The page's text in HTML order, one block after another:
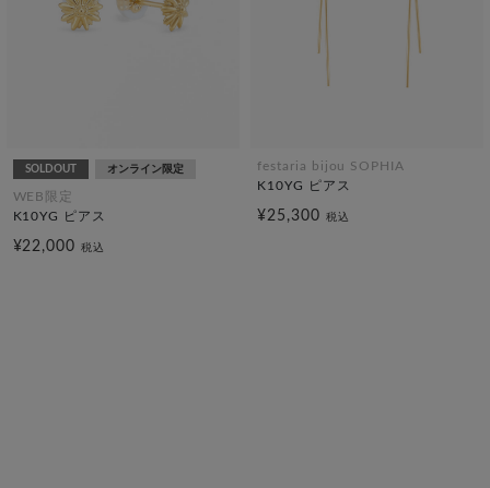
SOLDOUT オンライン限定
WEB限定
K10YG ピアス
¥22,000税込
festaria bijou SOPHIA
K10YG ピアス
¥25,300 税込